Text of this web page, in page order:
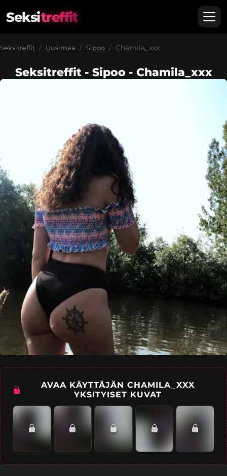
Seksitreffit
Seksitreffit Uusimaa Sipoo Chamila_xxx
Seksitreffit - Sipoo - Chamila_xxx
AVAA KÄYTTÄJÄN CHAMILA_XXX
YKSITYISET KUVAT